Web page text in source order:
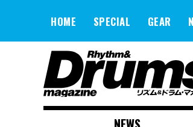
HOME SPECIAL GEAR